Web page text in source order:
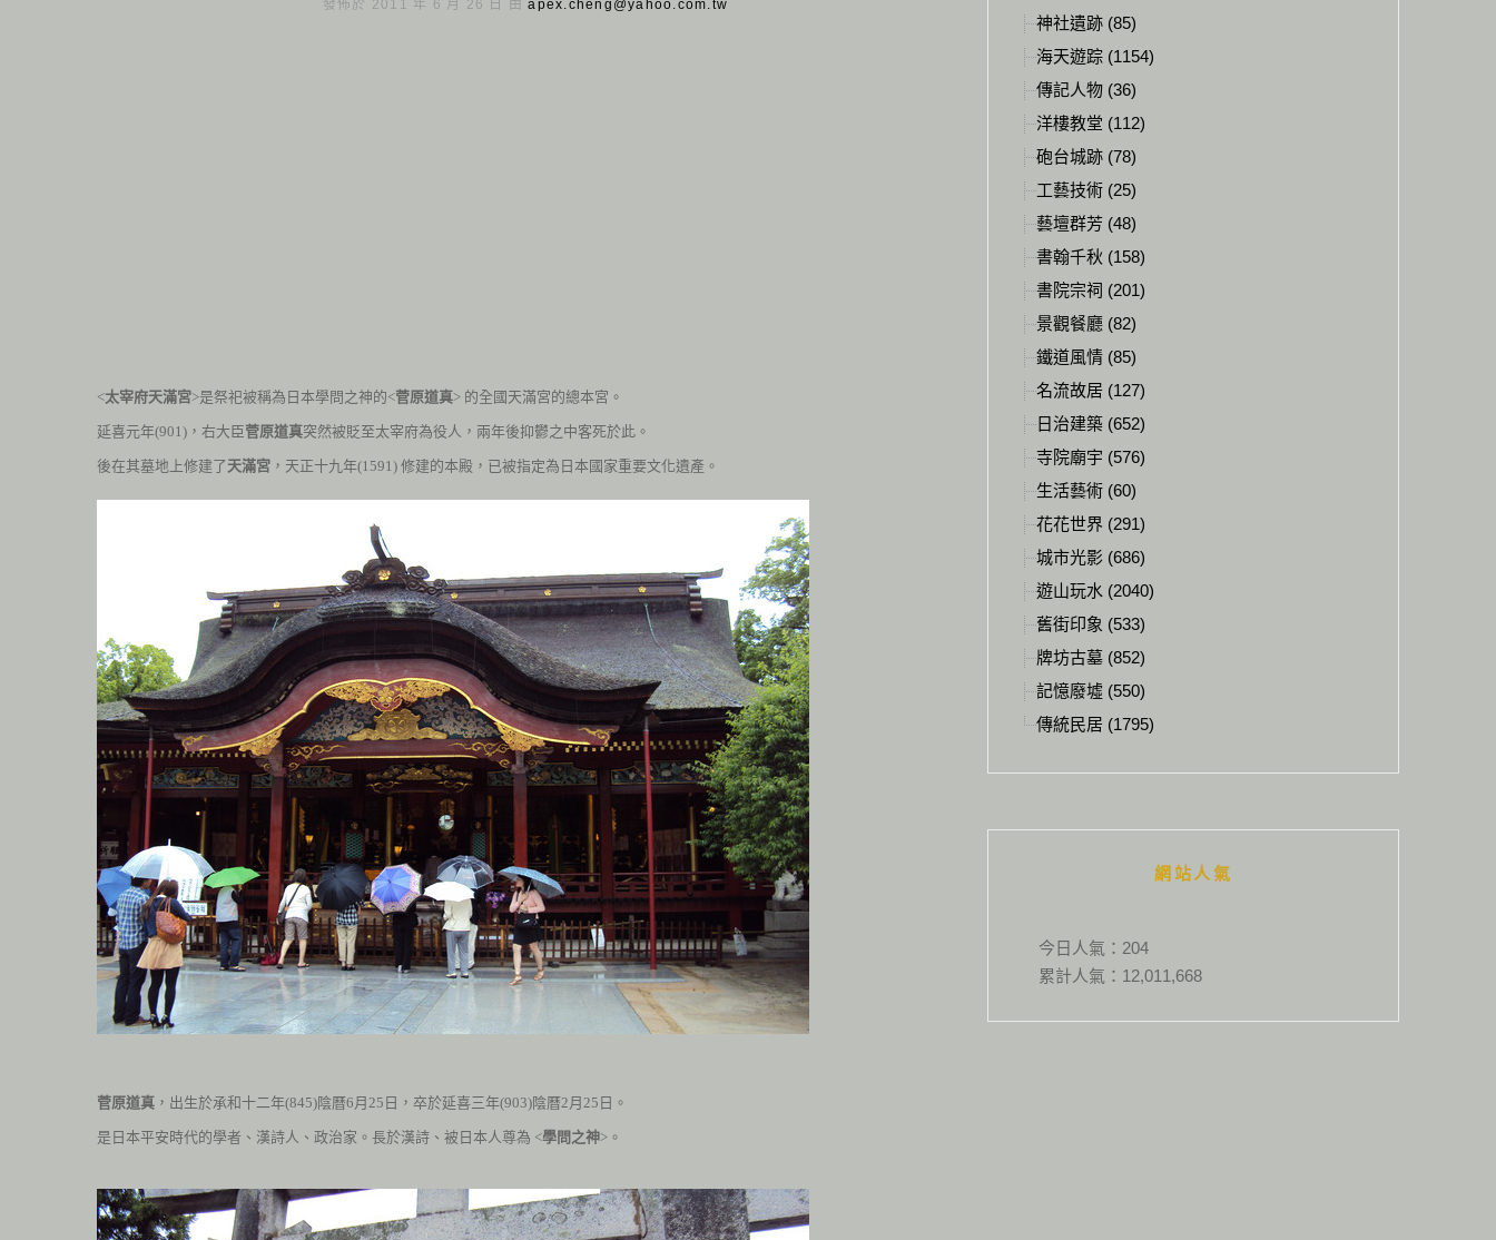
發佈於 2011 年 6 月 26 日 由apex.cheng@yahoo.com.tw
<太宰府天滿宮>是祭祀被稱為日本學問之神的<菅原道真> 的全國天滿宮的總本宮。
延喜元年(901)，右大臣菅原道真突然被貶至太宰府為役人，兩年後抑鬱之中客死於此。
後在其墓地上修建了天滿宮 ，天正十九年(1591) 修建的本殿，已被指定為日本國家重要文化遺產。
菅原道真 ，出生於承和十二年(845)陰曆6月 25 日，卒於延喜三年(903)陰曆2月 25 日。
是日本平安時代的學者、漢詩人、政治家。長於漢詩、被日本人尊為 <學問之神>。
神社遺跡 (85)
海天遊踪 (1154)
傳記人物 (36)
洋樓教堂 (112)
砲台城跡 (78)
工藝技術 (25)
藝壇群芳 (48)
書翰千秋 (158)
書院宗祠 (201)
景觀餐廳 (82)
鐵道風情 (85)
名流故居 (127)
日治建築 (652)
寺院廟宇 (576)
生活藝術 (60)
花花世界 (291)
城市光影 (686)
遊山玩水 (2040)
舊街印象 (533)
牌坊古墓 (852)
記憶廢墟 (550)
傳統民居 (1795)
網站人氣
今日人氣： 204
累計人氣： 12,011,668